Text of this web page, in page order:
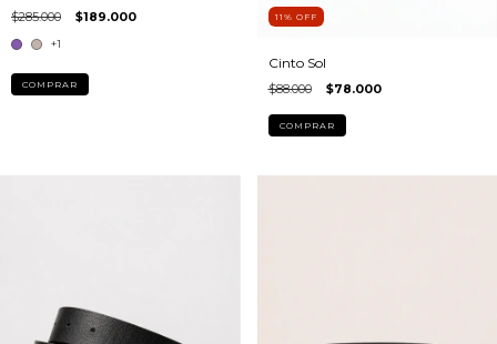
$285.000 $189.000
+1
COMPRAR
11 % OFF
Cinto Sol
$88.000 $78.000
COMPRAR